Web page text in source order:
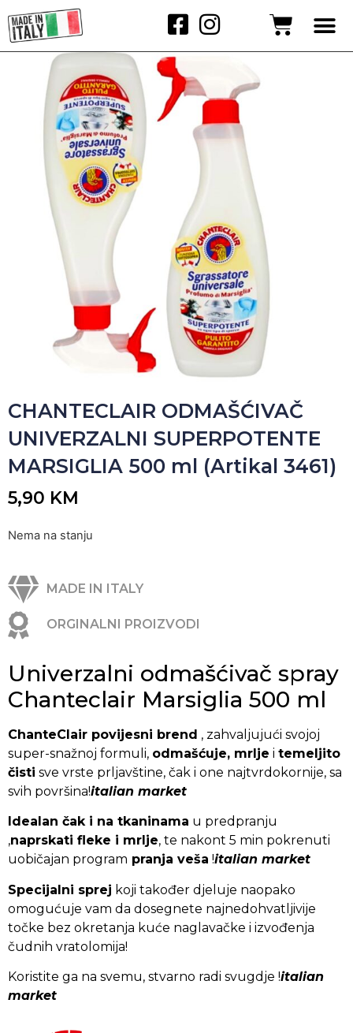
CHANTECLAIR ODMAŠĆIVAČ
UNIVERZALNI SUPERPOTENTE
MARSIGLIA 500 ml (Artikal 3461)
5,90 KM
Nema na stanju
MADE IN ITALY
ORGINALNI PROIZVODI
Univerzalni odmašćivač spray
Chanteclair Marsiglia 500 ml
ChanteClair povijesni brend , zahvaljujući svojoj
super-snažnoj formuli, odmašćuje, mrlje i temeljito
čisti sve vrste prljavštine, čak i one najtvrdokornije, sa
svih površina!italian market
Idealan čak i na tkaninama u predpranju
,naprskati fleke i mrlje, te nakont 5 min pokrenuti
uobičajan program pranja veša !italian market
Specijalni sprej koji također djeluje naopako
omogućuje vam da dosegnete najnedohvatljivije
točke bez okretanja kuće naglavačke i izvođenja
čudnih vratolomija!
Koristite ga na svemu, stvarno radi svugdje !italian
market